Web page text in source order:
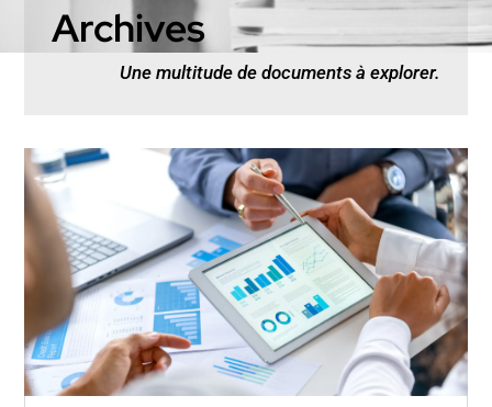
Archives
Une multitude de documents à explorer.